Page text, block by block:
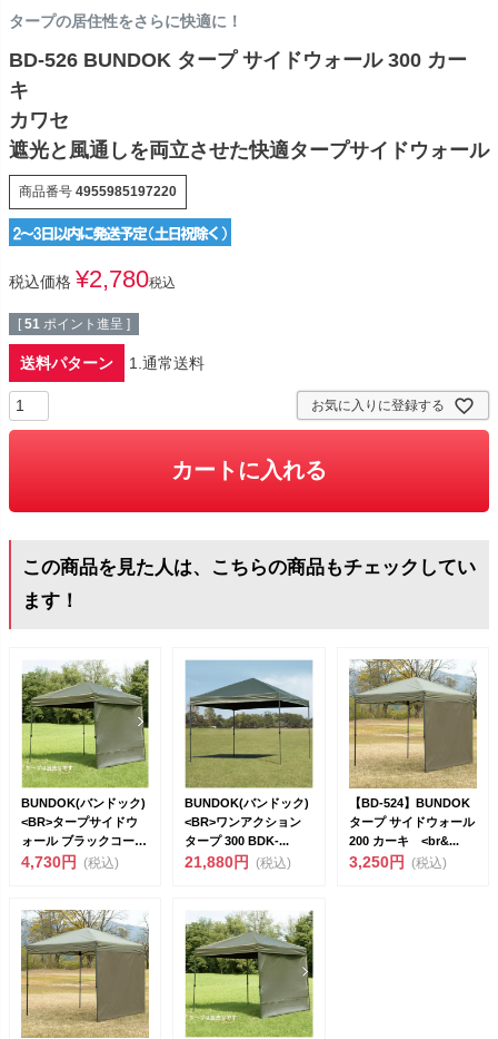
タープの居住性をさらに快適に！
BD-526 BUNDOK タープ サイドウォール 300 カー
キ
カワセ
遮光と風通しを両立させた快適タープサイドウォール
商品番号 4955985197220
税込価格 ¥2,780税込
[ 51 ポイント進呈 ]
送料パターン 1.通常送料
お気に入りに登録する
カートに入れる
この商品を見た人は、こちらの商品もチェックしてい
ます！
BUNDOK(バンドック)
<BR>タープサイドウ
ォール ブラックコーテ
ィ...
4,730円 (税込)
BUNDOK(バンドック)
<BR>ワンアクション
タープ 300 BDK-...
21,880円 (税込)
【BD-524】BUNDOK
タープ サイドウォール
200 カーキ <br&...
3,250円 (税込)